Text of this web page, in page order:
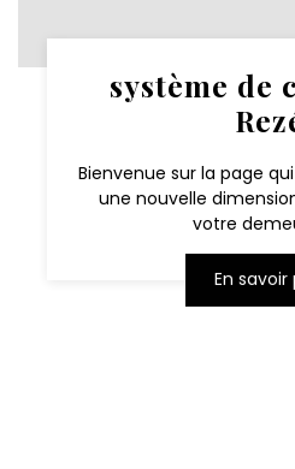
système de
Bienvenue sur la page
une nouvelle
votre
En savoir